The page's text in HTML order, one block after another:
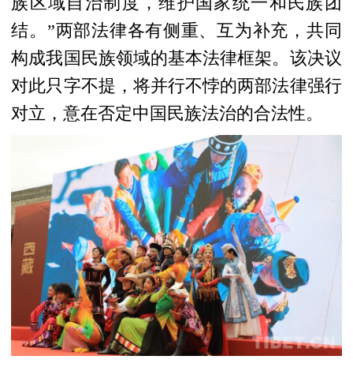
结。”两部法律各有侧重、互为补充，共同
构成我国民族领域的基本法律框架。该决议
对此只字不提，将并行不悖的两部法律强行
对立，意在否定中国民族法治的合法性。